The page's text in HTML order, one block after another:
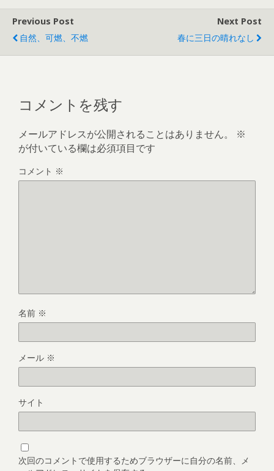
Previous Post
自然、可燃、不燃
Next Post
春に三日の晴れなし
コメントを残す
メールアドレスが公開されることはありません。
※
が付いている欄は必須項目です
コメント ※
名前 ※
メール ※
サイト
次回のコメントで使用するためブラウザーに自分の名前、メ